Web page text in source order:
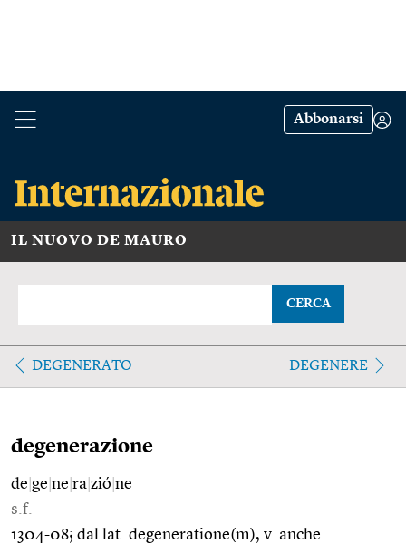
Abbonarsi
IL NUOVO DE MAURO
CERCA
DEGENERATO DEGENERE
degenerazione
de ge ne ra zió ne
s.f.
1304-08; dal lat. degeneratiōne(m), v. anche